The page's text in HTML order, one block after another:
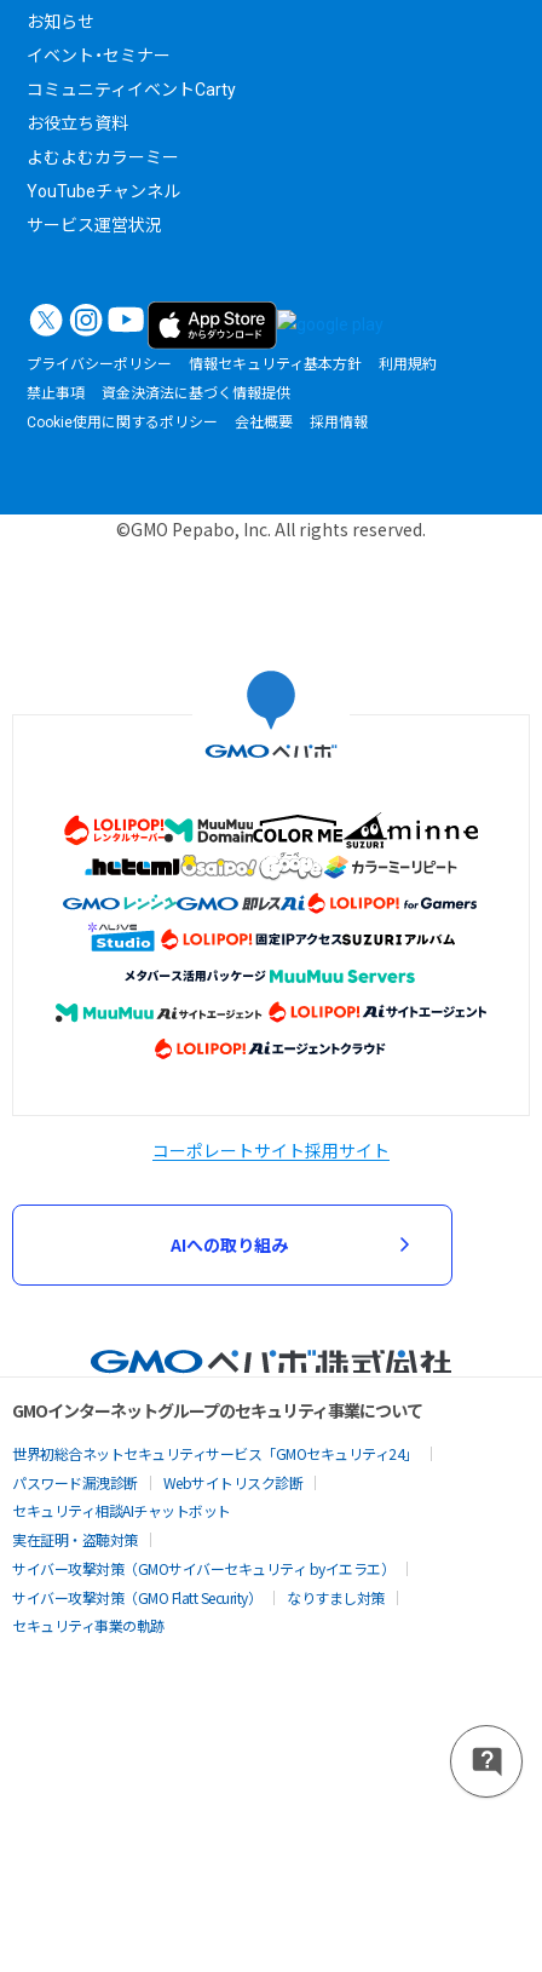
お知らせ
イベント・セミナー
コミュニティイベントCarty
お役立ち資料
よむよむカラーミー
YouTubeチャンネル
サービス運営状況
プライバシーポリシー 情報セキュリティ基本方針
利用規約
禁止事項
資金決済法に基づく情報提供
Cookie使用に関するポリシー
会社概要 採用情報
©GMO Pepabo, Inc. All rights reserved.
コーポレートサイト採用サイト
AIへの取り組み
GMOインターネットグループのセキュリティ事業について
世界初総合ネットセキュリティサービス「GMOセキュリティ24」
パスワード漏洩診断
Webサイトリスク診断
セキュリティ相談AIチャットボット
実在証明・盗聴対策
サイバー攻撃対策（GMOサイバーセキュリティ byイエラエ）
サイバー攻撃対策（GMO Flatt Security）
なりすまし対策
セキュリティ事業の軌跡